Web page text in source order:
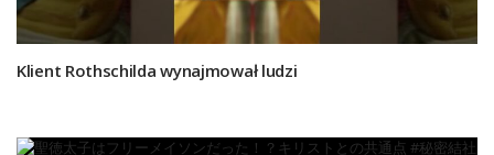
Klient Rothschilda wynajmował ludzi